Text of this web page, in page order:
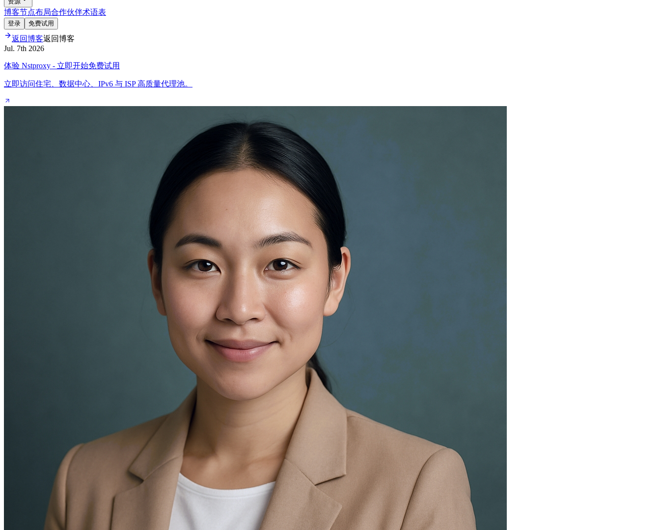
博客节点布局合作伙伴术语表
登录 免费试用
返回博客返回博客
Jul. 7th 2026
体验 Nstproxy - 立即开始免费试用
立即访问住宅、数据中心、IPv6 与 ISP 高质量代理池。